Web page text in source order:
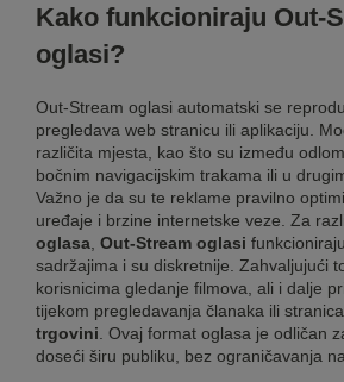
Kako funkcioniraju Out-
oglasi?
Out-Stream oglasi automatski se
pregledava web stranicu ili aplikaciju.
različita mjesta, kao što su između
bočnim navigacijskim trakama ili u
Važno je da su te reklame pravilno
uređaje i brzine internetske veze. Za
oglasa Out-Stream oglasi
sadržajima i su diskretnije. Zahvaljujući
korisnicima gledanje filmova, ali i dalje
tijekom pregledavanja članaka ili
trgovini . Ovaj format oglasa je odličan
doseći širu publiku, bez ograničavanja